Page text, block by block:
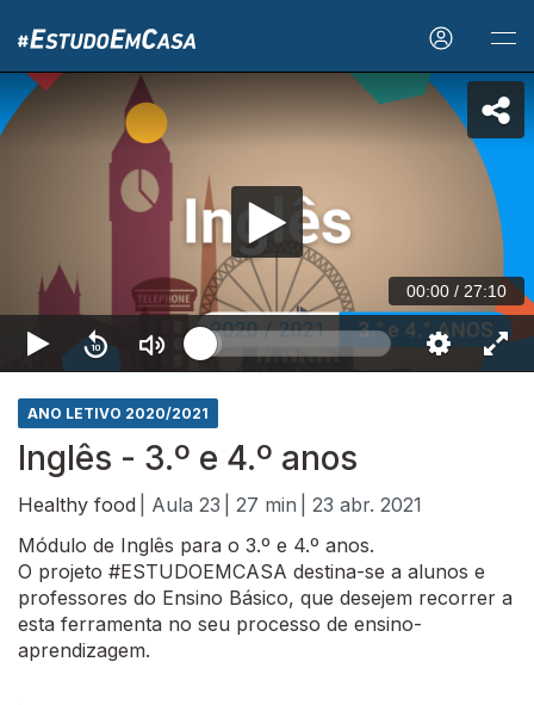
00:00 / 27:10
ANO LETIVO 2020/2021
Inglês - 3.º e 4.º anos
Healthy food | Aula 23 | 27 min
| 23 abr. 2021
Módulo de Inglês para o 3.º e 4.º anos.
O projeto #ESTUDOEMCASA destina-se a alunos e
professores do Ensino Básico, que desejem recorrer a
esta ferramenta no seu processo de ensino-
aprendizagem.